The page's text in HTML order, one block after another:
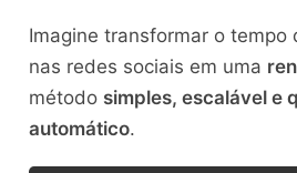
Imagine transformar o tempo
nas redes sociais em uma
método simples, escalável e
automático.